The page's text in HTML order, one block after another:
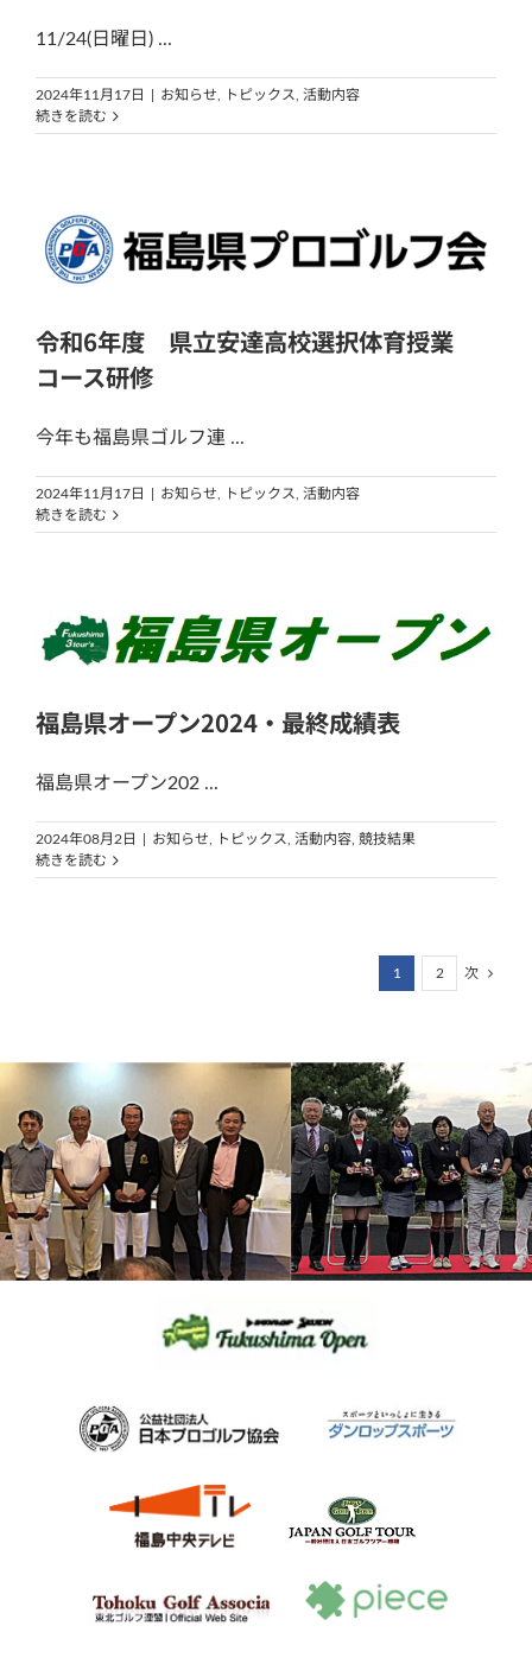
11/24(日曜日) ...
2024年11月17日 お知らせ トピックス
活動内容
続きを読む
令和6年度 県立安達高校選択体育授業
コース研修
今年も福島県ゴルフ連 ...
2024年11月17日 お知らせ トピックス
活動内容
続きを読む
福島県オープン2024・最終成績表
福島県オープン202 ...
2024年08月2日 お知らせ トピックス 活動内容 競技結果
続きを読む
1 2 次